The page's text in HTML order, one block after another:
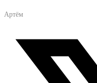
Артём